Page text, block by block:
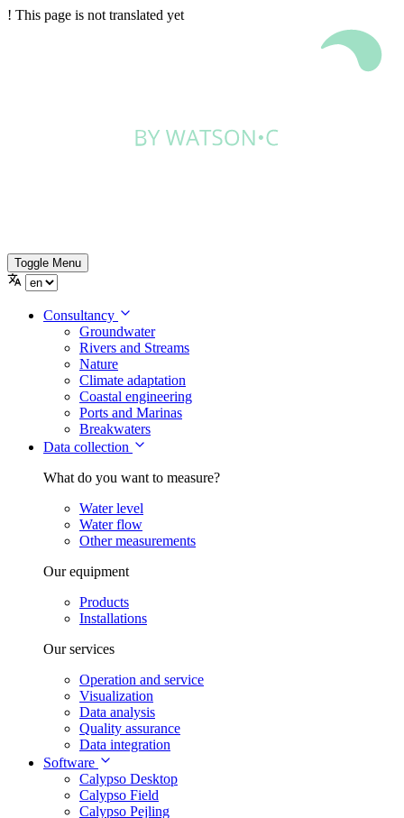
! This page is not translated yet
Toggle Menu
Consultancy
Groundwater
Rivers and Streams
Nature
Climate adaptation
Coastal engineering
Ports and Marinas
Breakwaters
Data collection
What do you want to measure?
Water level
Water flow
Other measurements
Our equipment
Products
Installations
Our services
Operation and service
Visualization
Data analysis
Quality assurance
Data integration
Software
Calypso Desktop
Calypso Field
Calypso Pejling